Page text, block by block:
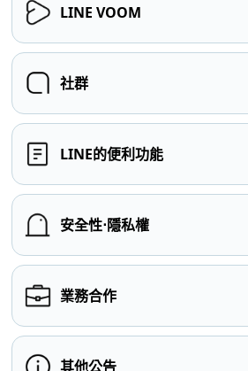
LINE VOOM
社群
LINE的便利功能
安全性⋅隱私權
業務合作
其他公告